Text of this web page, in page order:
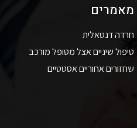
מאמרים
חרדה דנטאלית
טיפול שיניים אצל מטופל מורכב
שחזורים אחוריים אסטטיים